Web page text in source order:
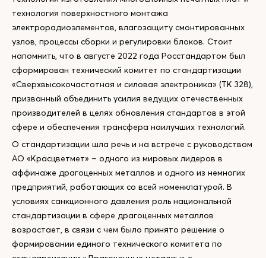
технология поверхностного монтажа
электрорадиоэлементов, влагозащиту смонтированных
узлов, процессы сборки и регулировки блоков. Стоит
напомнить, что в августе 2022 года Росстандартом был
сформирован технический комитет по стандартизации
«Сверхвысокочастотная и силовая электроника» (ТК 328),
призванный объединить усилия ведущих отечественных
производителей в целях обновления стандартов в этой
сфере и обеспечения трансфера наилучших технологий.
О стандартизации шла речь и на встрече с руководством
АО «Красцветмет» – одного из мировых лидеров в
аффинаже драгоценных металлов и одного из немногих
предприятий, работающих со всей номенклатурой. В
условиях санкционного давления роль национальной
стандартизации в сфере драгоценных металлов
возрастает, в связи с чем было принято решение о
формировании единого технического комитета по